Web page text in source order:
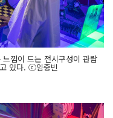
낌이 드는 전시구성이 관람
있다. ⓒ임중빈